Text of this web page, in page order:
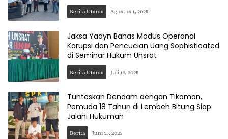
Berita Utama Agustus 1, 2025
Jaksa Yadyn Bahas Modus Operandi
Korupsi dan Pencucian Uang Sophisticated
di Seminar Hukum Unsrat
Berita Utama Juli 12, 2025
Tuntaskan Dendam dengan Tikaman,
Pemuda 18 Tahun di Lembeh Bitung Siap
Jalani Hukuman
Berita Juni 15, 2025